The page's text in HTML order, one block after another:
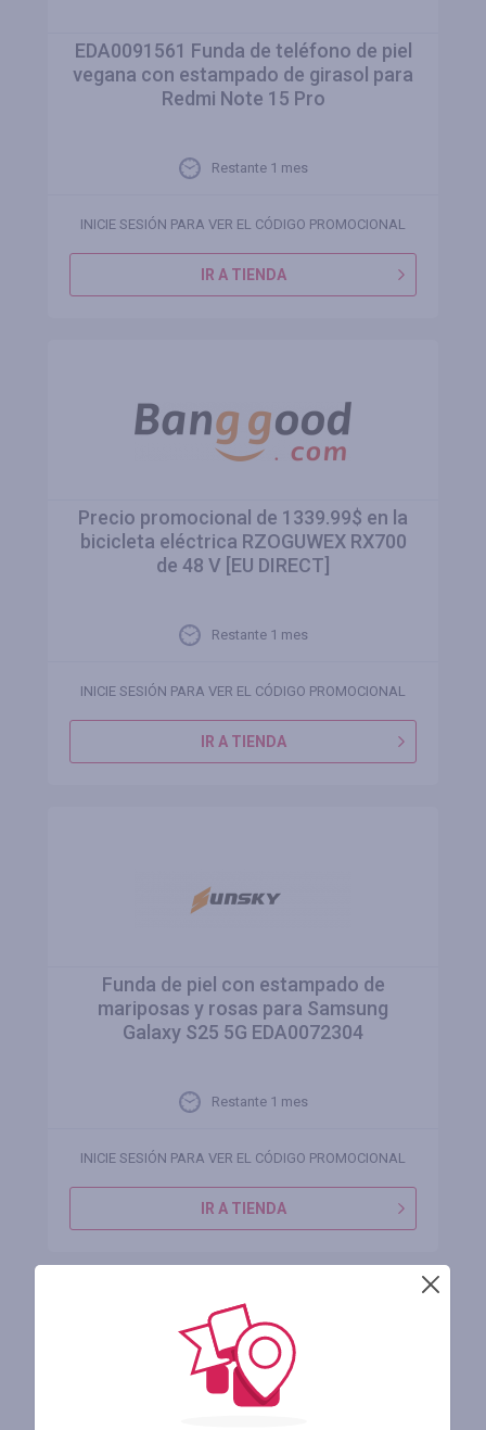
EDA0091561 Funda de teléfono de piel
vegana con estampado de girasol para
Redmi Note 15 Pro
Restante 1 mes
INICIE SESIÓN PARA VER EL CÓDIGO PROMOCIONAL
IR A TIENDA
Precio promocional de 1339.99$ en la
bicicleta eléctrica RZOGUWEX RX700
de 48 V [EU DIRECT]
Restante 1 mes
INICIE SESIÓN PARA VER EL CÓDIGO PROMOCIONAL
IR A TIENDA
Funda de piel con estampado de
mariposas y rosas para Samsung
Galaxy S25 5G EDA0072304
Restante 1 mes
INICIE SESIÓN PARA VER EL CÓDIGO PROMOCIONAL
IR A TIENDA